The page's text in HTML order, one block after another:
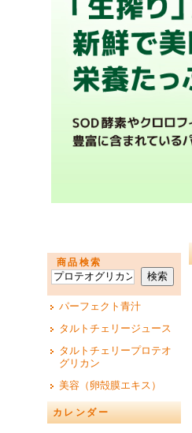
商品検索
パーフェクト青汁
タルトチェリージュース
タルトチェリープロテオ
グリカン
美容（卵殻膜エキス）
カレンダー